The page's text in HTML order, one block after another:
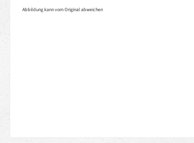
Abbildung kann vom Original abweichen